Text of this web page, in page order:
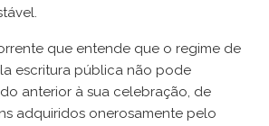
que entende que o regime de
escritura pública não pode
anterior à sua celebração, de
adquiridos onerosamente pelo